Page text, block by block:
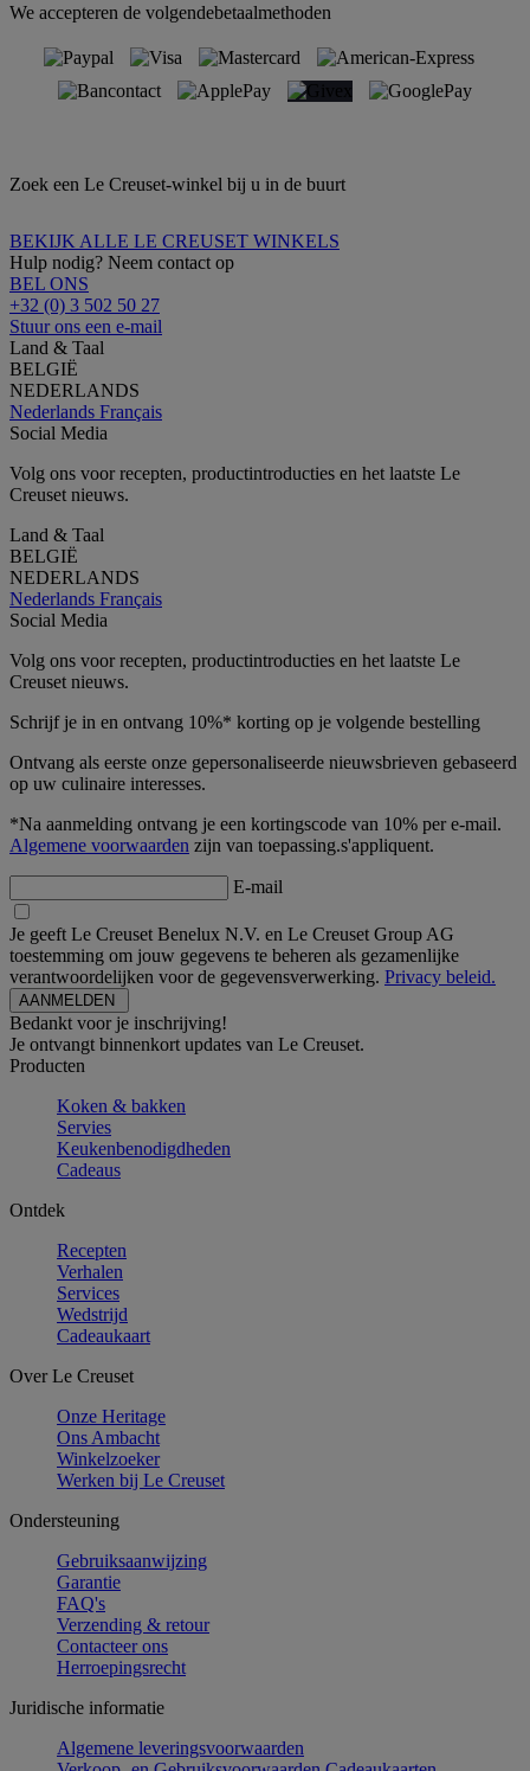
We accepteren de volgendebetaalmethoden
Zoek een Le Creuset-winkel bij u in de buurt
BEKIJK ALLE LE CREUSET WINKELS
Hulp nodig? Neem contact op
BEL ONS
+32 (0) 3 502 50 27
Stuur ons een e-mail
Land & Taal
BELGIË
NEDERLANDS
Nederlands Français
Social Media
Volg ons voor recepten, productintroducties en het laatste Le
Creuset nieuws.
Land & Taal
BELGIË
NEDERLANDS
Nederlands Français
Social Media
Volg ons voor recepten, productintroducties en het laatste Le
Creuset nieuws.
Schrijf je in en ontvang 10%* korting op je volgende bestelling
Ontvang als eerste onze gepersonaliseerde nieuwsbrieven gebaseerd
op uw culinaire interesses.
*Na aanmelding ontvang je een kortingscode van 10% per e-mail.
Algemene voorwaarden zijn van toepassing.s'appliquent.
E-mail
Je geeft Le Creuset Benelux N.V. en Le Creuset Group AG
toestemming om jouw gegevens te beheren als gezamenlijke
verantwoordelijken voor de gegevensverwerking. Privacy beleid.
Bedankt voor je inschrijving!
Je ontvangt binnenkort updates van Le Creuset.
Producten
Koken & bakken
Servies
Keukenbenodigdheden
Cadeaus
Ontdek
Recepten
Verhalen
Services
Wedstrijd
Cadeaukaart
Over Le Creuset
Onze Heritage
Ons Ambacht
Winkelzoeker
Werken bij Le Creuset
Ondersteuning
Gebruiksaanwijzing
Garantie
FAQ's
Verzending & retour
Contacteer ons
Herroepingsrecht
Juridische informatie
Algemene leveringsvoorwaarden